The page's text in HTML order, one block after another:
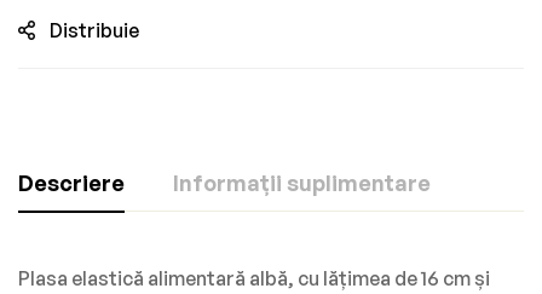
Distribuie
Descriere Informații suplimentare
Plasa elastică alimentară albă, cu lățimea de 16 cm și